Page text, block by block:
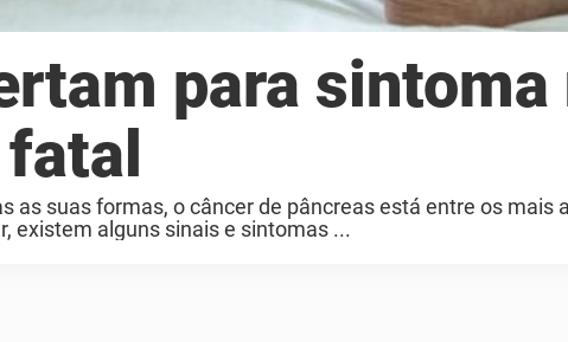
para sintoma
as suas formas, o câncer de pâncreas está entre os mais
existem alguns sinais e sintomas ...